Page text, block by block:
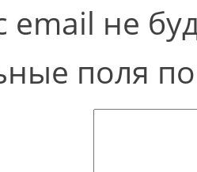
email не
поля